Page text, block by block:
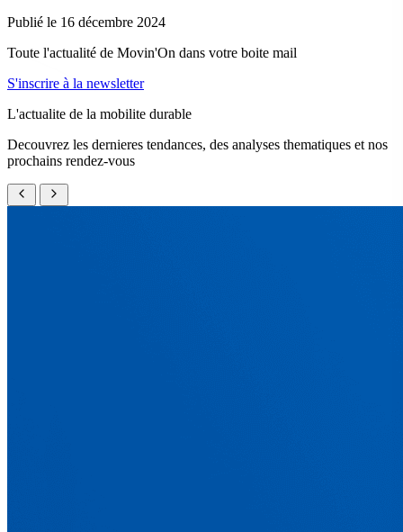
Publié le 16 décembre 2024
Toute l'actualité de Movin'On dans votre boite mail
S'inscrire à la newsletter
L'actualite de la mobilite durable
Decouvrez les dernieres tendances, des analyses thematiques et nos
prochains rendez-vous